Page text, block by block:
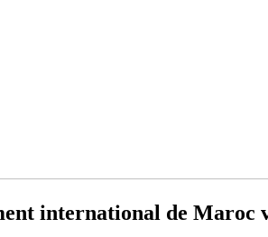
international de Maroc